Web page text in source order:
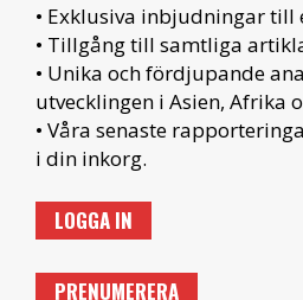
• Exklusiva inbjudningar till
• Tillgång till samtliga
• Unika och fördjupande
utvecklingen i Asien, Afrika
• Våra senaste
i din inkorg.
LOGGA IN
PRENUMERERA